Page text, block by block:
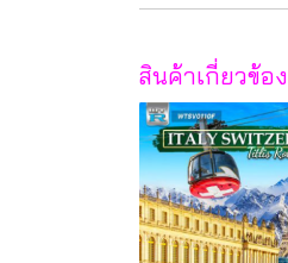
สินค้าเกี่ยวข้อง